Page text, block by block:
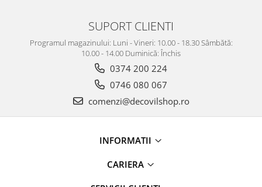
SUPORT CLIENTI
Programul magazinului: Luni - Vineri: 10.00 - 18.30 Sâmbătă:
10.00 - 14.00 Duminică: Închis
0374 200 224
0746 080 067
comenzi@decovilshop.ro
INFORMATII
CARIERA